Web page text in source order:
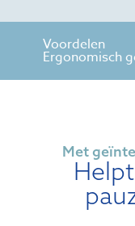
Voordelen
Ergonomisch
Met